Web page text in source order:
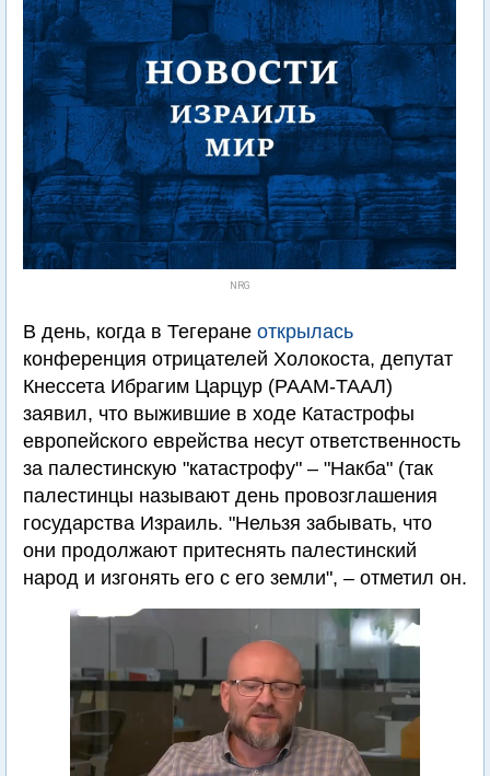
NRG
В день, когда в Тегеране открылась
конференция отрицателей Холокоста, депутат
Кнессета Ибрагим Царцур (РААМ-ТААЛ)
заявил, что выжившие в ходе Катастрофы
европейского еврейства несут ответственность
за палестинскую "катастрофу" – "Накба" (так
палестинцы называют день провозглашения
государства Израиль. "Нельзя забывать, что
они продолжают притеснять палестинский
народ и изгонять его с его земли", – отметил он.